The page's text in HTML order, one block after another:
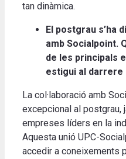
tan dinàmica.
El postgrau s’ha
amb Socialpoint.
de les principals
estigui al darrere
La col·laboració amb
excepcional al postgrau,
empreses líders en la
Aquesta unió UPC-
accedir a coneixements